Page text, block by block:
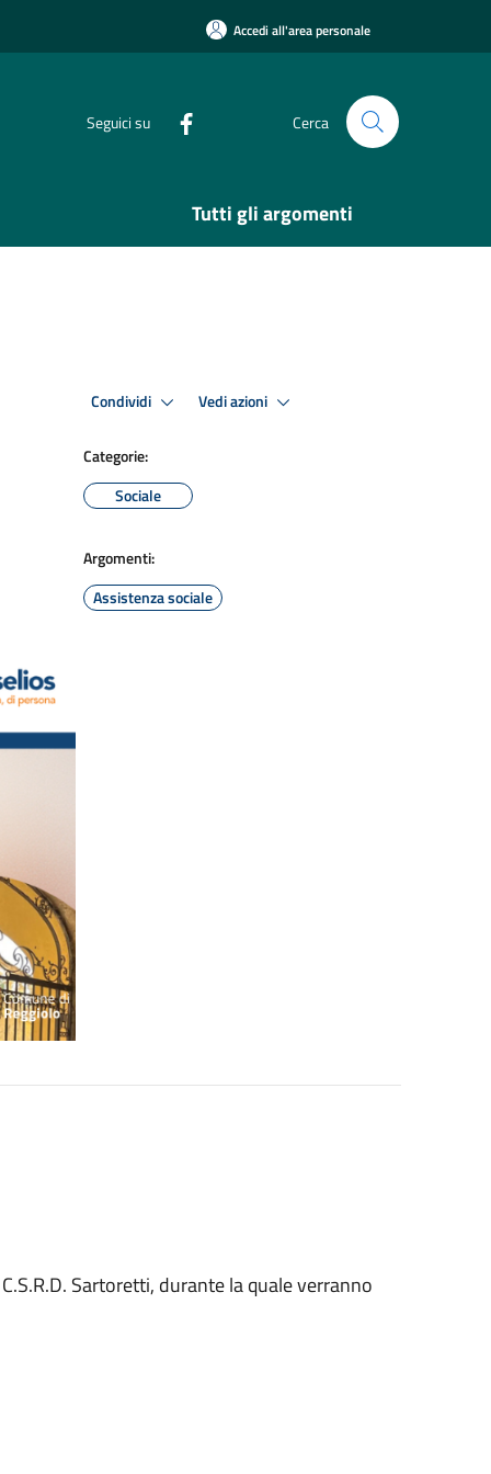
Accedi all'area personale
Seguici su Cerca
Tutti gli argomenti
Condividi Vedi azioni
Categorie:
Sociale
Argomenti:
Assistenza sociale
Sartoretti, durante la quale verranno